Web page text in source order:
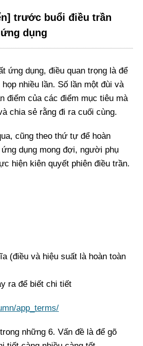
trước buổi điều trần
dụng
ứng dụng, điều quan trọng là để
nhiều lần. Số lần một đùi và
điểm của các điểm mục tiêu mà
chia sẻ rằng đi ra cuối cùng.
cũng theo thứ tự để hoàn
dụng mong đợi, người phụ
hiện kiên quyết phiên điều trần.
(điều và hiệu suất là hoàn toàn
ra để biết chi tiết
app_terms/
những 6. Vấn đề là để gõ